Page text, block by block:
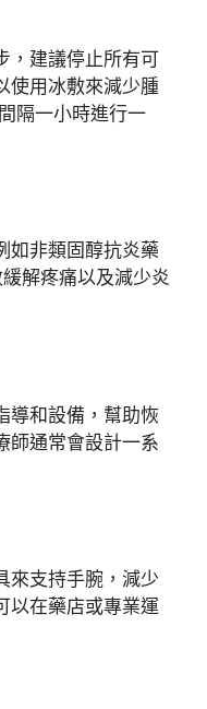
，建議停止所有可
使用冰敷來減少腫
隔一小時進行一
如非類固醇抗炎藥
解疼痛以及減少炎
導和設備，幫助恢
師通常會設計一系
來支持手腕，減少
以在藥店或專業運